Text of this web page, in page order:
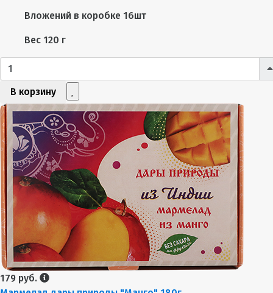
Вложений в коробке 16шт
Вес 120 г
В корзину
179 руб.